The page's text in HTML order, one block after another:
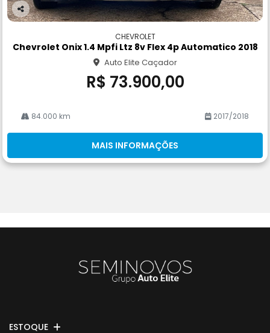
Co
rtil
CHEVROLET
Chevrolet Onix 1.4 Mpfi Ltz 8v Flex 4p Automatico 2018
Auto Elite Caçador
R$ 73.900,00
84.000 km 2017/2018
MAIS INFORMAÇÕES
ESTOQUE